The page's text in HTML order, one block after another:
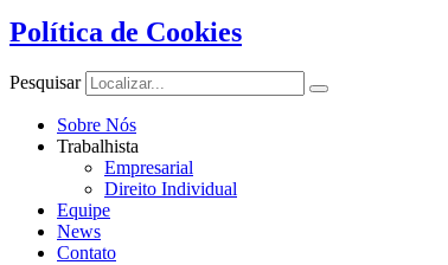
Política de Cookies
Pesquisar
Sobre Nós
Trabalhista
Empresarial
Direito Individual
Equipe
News
Contato